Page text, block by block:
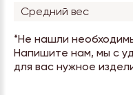
Средний вес
*Не нашли
Напишите нам, мы с
для вас нужное